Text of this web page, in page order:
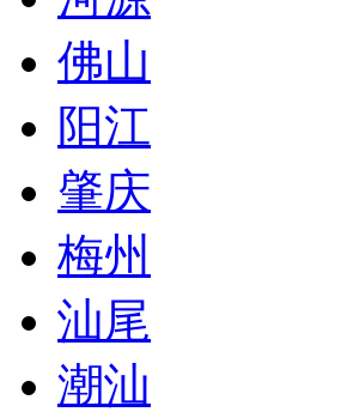
佛山
阳江
肇庆
梅州
汕尾
潮汕